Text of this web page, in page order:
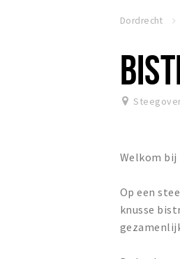
Dordrecht
Welkom bij
Op een
knusse